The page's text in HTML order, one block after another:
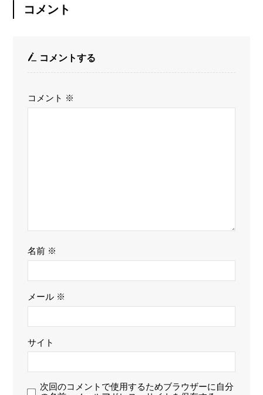
コメント
コメントする
コメント ※
名前 ※
メール ※
サイト
次回のコメントで使用するためブラウザーに自分